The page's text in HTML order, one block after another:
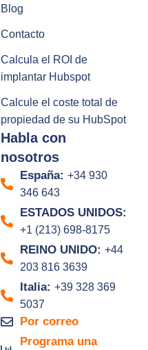
Blog
Contacto
Calcula el ROI de
implantar Hubspot
Calcule el coste total de
propiedad de su HubSpot
Habla con
nosotros
España: +34 930
346 643
ESTADOS UNIDOS:
+1 (213) 698-8175
REINO UNIDO: +44
203 816 3639
Italia: +39 328 369
5037
Por correo
Programa una